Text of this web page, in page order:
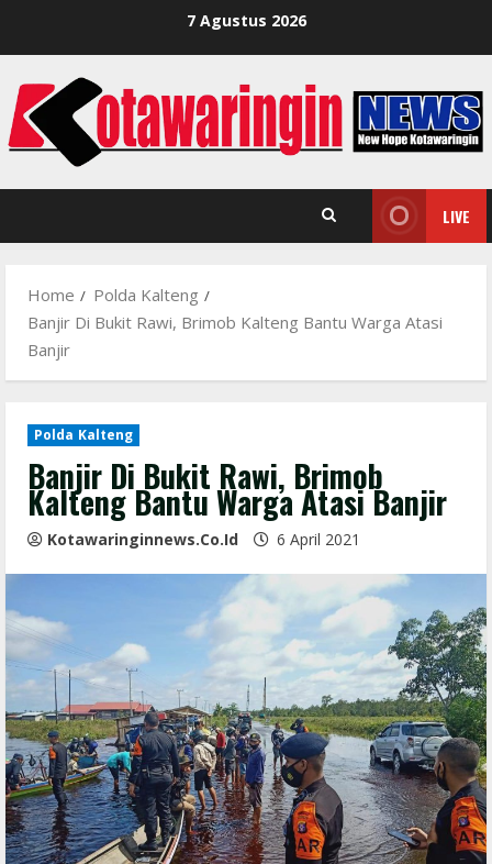
7 Agustus 2026
LIVE
Home
Polda Kalteng
Banjir Di Bukit Rawi, Brimob Kalteng Bantu Warga Atasi
Banjir
Polda Kalteng
Banjir Di Bukit Rawi, Brimob
Kalteng Bantu Warga Atasi Banjir
Kotawaringinnews.co.id 6 April 2021